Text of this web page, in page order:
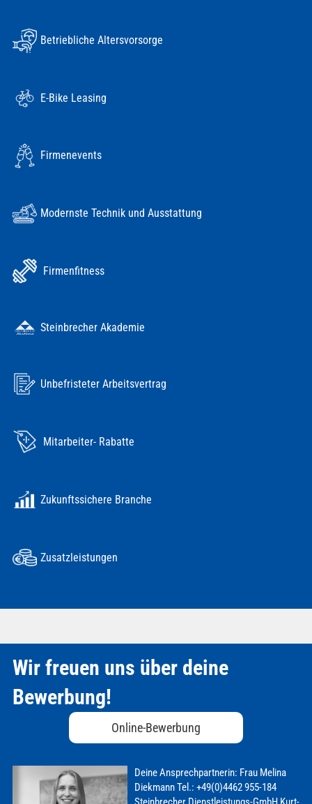
Betriebliche Altersvorsorge
E-Bike Leasing
Firmenevents
Modernste Technik und Ausstattung
Firmenfitness
Steinbrecher Akademie
Unbefristeter Arbeitsvertrag
Mitarbeiter- Rabatte
Zukunftssichere Branche
Zusatzleistungen
Wir freuen uns über deine
Bewerbung!
Online-Bewerbung
Deine Ansprechpartnerin: Frau Melina
DiekmannTel.: +49(0)4462 955-184